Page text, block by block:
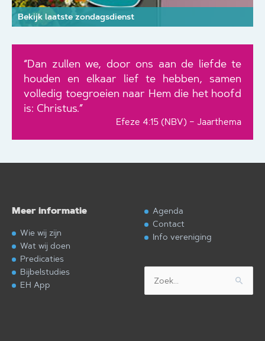
Bekijk laatste zondagsdienst
“Dan zullen we, door ons aan de liefde te
houden en elkaar lief te hebben, samen
volledig toegroeien naar Hem die het hoofd
is: Christus.”
Efeze 4:15 (NBV) – Jaarthema
Meer informatie
Wie wij zijn
Wat wij doen
Predicaties
Bijbelstudies
EH App
Agenda
Contact
Info vereniging
naar: